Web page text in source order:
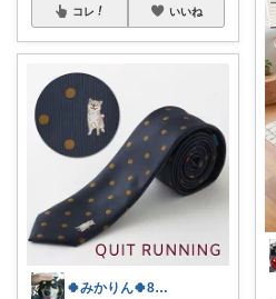
コレ いいね
🍀みかりん🍀8月宜しくお願いします✨